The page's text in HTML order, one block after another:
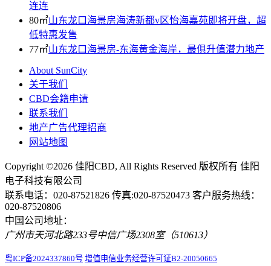
连连
80㎡山东龙口海景房海涛新都v区怡海嘉苑即将开盘，超
低特惠发售
77㎡山东龙口海景房-东海黄金海岸，最俱升值潜力地产
About SunCity
关于我们
CBD会籍申请
联系我们
地产广告代理招商
网站地图
Copyright ©2026 佳阳CBD, All Rights Reserved 版权所有 佳阳
电子科技有限公司
联系电话： 020-87521826 传真:020-87520473 客户服务热线：
020-87520806
中国公司地址：
广州市天河北路233号中信广场2308室（510613）
粤ICP备2024337860号 增值电信业务经营许可证B2-20050665